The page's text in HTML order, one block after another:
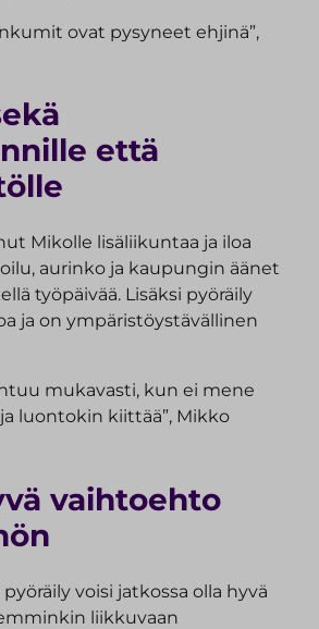
ovat pysyneet ehjinä”,
että
Mikolle lisäliikuntaa ja iloa
aurinko ja kaupungin äänet
työpäivää. Lisäksi pyöräily
ja on ympäristöystävällinen
mukavasti, kun ei mene
luontokin kiittää”, Mikko
vaihtoehto
voisi jatkossa olla hyvä
liikkuvaan